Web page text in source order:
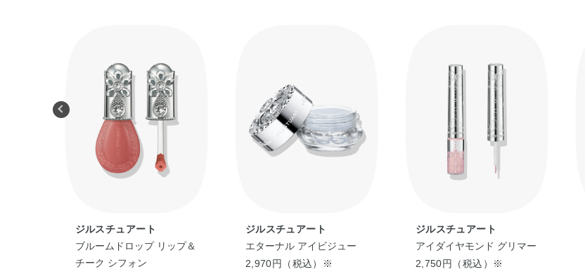
ジルスチュアート
ブルームドロップ リップ＆
チーク シフォン
ジルスチュアート
エターナル アイビジュー
2,970円（税込）※
ジルスチュアート
アイダイヤモンド グリマー
2,750円（税込）※